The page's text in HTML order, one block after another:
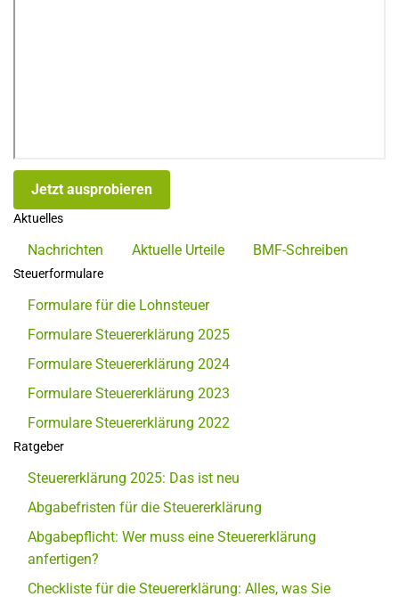
Jetzt ausprobieren
Aktuelles
Nachrichten Aktuelle Urteile BMF-Schreiben
Steuerformulare
Formulare für die Lohnsteuer
Formulare Steuererklärung 2025
Formulare Steuererklärung 2024
Formulare Steuererklärung 2023
Formulare Steuererklärung 2022
Ratgeber
Steuererklärung 2025: Das ist neu
Abgabefristen für die Steuererklärung
Abgabepflicht: Wer muss eine Steuererklärung
anfertigen?
Checkliste für die Steuererklärung: Alles, was Sie